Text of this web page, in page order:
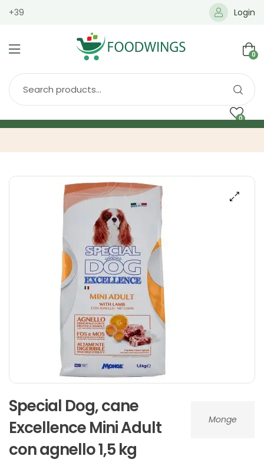
+39 Login
0
0
Monge
Special Dog, cane
Excellence Mini Adult
con agnello 1,5 kg